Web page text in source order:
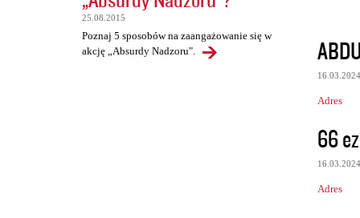
25.08.2015
Poznaj 5 sposobów na zaangażowanie się w
akcję „Absurdy Nadzoru".
16.03.2024
Adres
66 ez
16.03.2024
Adres